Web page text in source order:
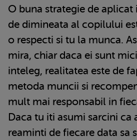
O buna strategie de
de dimineata al copilului
o respecti si tu la munca.
mira, chiar daca ei sunt
inteleg, realitatea este de
metoda muncii si
mult mai responsabil in
Daca tu iti asumi sarcini ca
reaminti de fiecare data sa